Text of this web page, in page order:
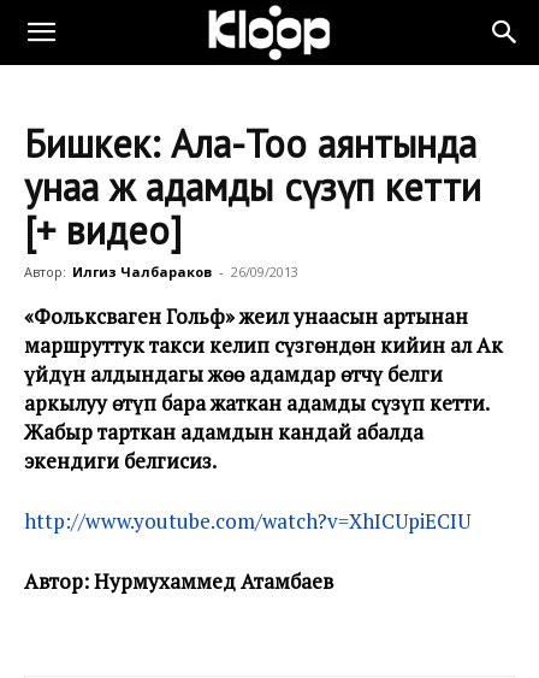
Бишкек: Ала-Тоо аянтында
унаа жөө адамды сүзүп кетти
[+ видео]
Автор: Илгиз Чалбараков - 26/09/2013
«Фольксваген Гольф» жеңил унаасын артынан
маршруттук такси келип сүзгөндөн кийин ал Ак
үйдүн алдындагы жөө адамдар өтчү белги
аркылуу өтүп бара жаткан адамды сүзүп кетти.
Жабыр тарткан адамдын кандай абалда
экендиги белгисиз.
http://www.youtube.com/watch?v=XhICUpiECIU
Автор: Нурмухаммед Атамбаев